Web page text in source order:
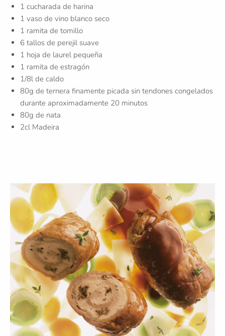
1 cucharada de harina
1 vaso de vino blanco seco
1 ramita de tomillo
6 tallos de perejil suave
1 hoja de laurel pequeña
1 ramita de estragón
1/8l de caldo
80g de ternera finamente picada sin tendones congelados
durante aproximadamente 20 minutos
80g de nata
2cl Madeira